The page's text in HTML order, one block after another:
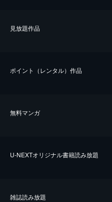
⾒放題作品
ポイント（レンタル）作品
無料マンガ
U-NEXTオリジナル書籍読み放題
雑誌読み放題